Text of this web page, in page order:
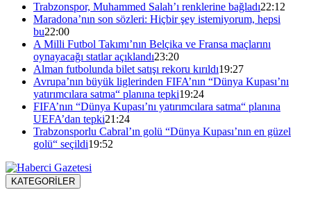
Trabzonspor, Muhammed Salah’ı renklerine bağladı22:12
Maradona’nın son sözleri: Hiçbir şey istemiyorum, hepsi
bu22:00
A Milli Futbol Takımı’nın Belçika ve Fransa maçlarını
oynayacağı statlar açıklandı23:20
Alman futbolunda bilet satışı rekoru kırıldı19:27
Avrupa’nın büyük liglerinden FIFA’nın “Dünya Kupası’nı
yatırımcılara satma“ planına tepki19:24
FIFA’nın “Dünya Kupası’nı yatırımcılara satma“ planına
UEFA’dan tepki21:24
Trabzonsporlu Cabral’ın golü “Dünya Kupası’nın en güzel
golü“ seçildi19:52
KATEGORİLER